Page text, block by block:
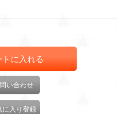
トに入れる
い合わせ
に入り登録